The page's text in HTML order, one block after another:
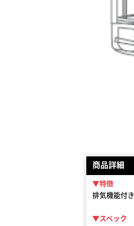
商品詳細
▼特徴
排気機能付き
▼スペック